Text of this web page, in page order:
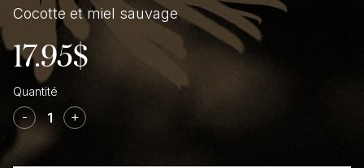
Cocotte et miel sauvage
17.95$
de
Bâtons
- +